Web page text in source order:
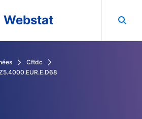
Webstat
Cftdc